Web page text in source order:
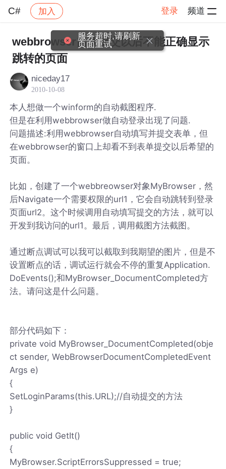
C# 加入 登录 频道
C# 帖子详情
webbrowser自动提交以后不能正确显示
跳转的页面
niceday17
2010-10-08
本人想做一个winform的自动截图程序.
但是在利用webbrowser做自动登录出现了问题.
问题描述:利用webbrowser自动填写并提交表单，但
在webbrowser的窗口上却看不到表单提交以后希望的
页面。
比如，创建了一个webbreowser对象MyBrowser，然
后Navigate一个需要权限的url1，它会自动跳转到登录
页面url2。这个时候调用自动填写提交的方法，就可以
开发到我访问的url1。最后，调用截图方法截图。
通过断点调试可以我可以截取到我期望的图片，但是不
设置断点的话，调试运行就会不停的重复Application.
DoEvents();和MyBrowser_DocumentCompleted方
法。请问这是什么问题。
部分代码如下：
private void MyBrowser_DocumentCompleted(obje
ct sender, WebBrowserDocumentCompletedEvent
Args e)
{
SetLoginParams(this.URL);//自动提交的方法
}
public void GetIt()
{
MyBrowser.ScriptErrorsSuppressed = true;
服务超时,请刷新
页面重试